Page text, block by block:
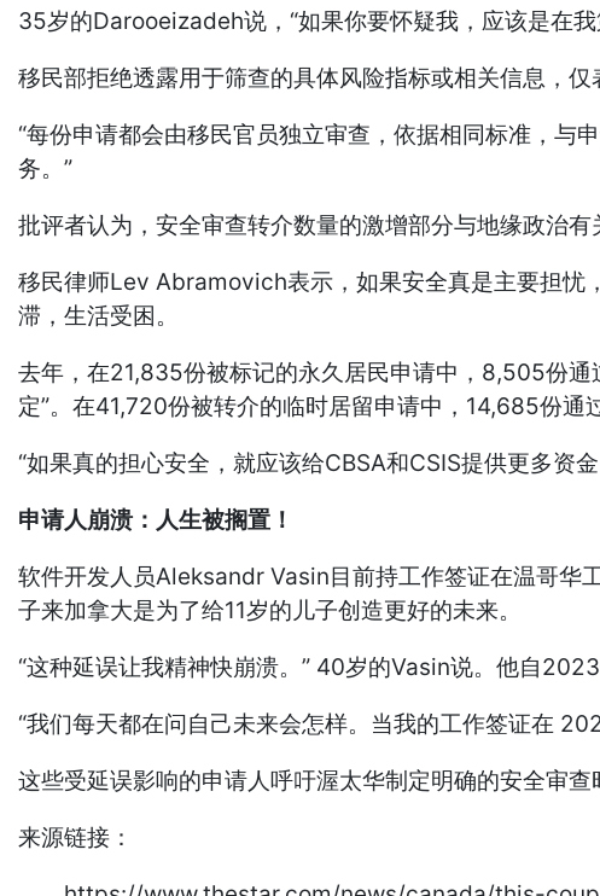
35岁的Darooeizadeh说，“如果你要怀疑我，应该是在
移民部拒绝透露用于筛查的具体风险指标或相关信息，仅
“每份申请都会由移民官员独立审查，依据相同标准，与
务。”
批评者认为，安全审查转介数量的激增部分与地缘政治
移民律师Lev Abramovich表示，如果安全真是主要担忧
滞，生活受困。
去年，在21,835份被标记的永久居民申请中，8,505份
定”。在41,720份被转介的临时居留申请中，14,685份通
“如果真的担心安全，就应该给CBSA和CSIS提供更多资
申请人崩溃：人生被搁置！
软件开发人员Aleksandr Vasin目前持工作签证在温哥华
子来加拿大是为了给11岁的儿子创造更好的未来。
“这种延误让我精神快崩溃。” 40岁的Vasin说。他自
“我们每天都在问自己未来会怎样。当我的工作签证在
这些受延误影响的申请人呼吁渥太华制定明确的安全审查
来源链接：